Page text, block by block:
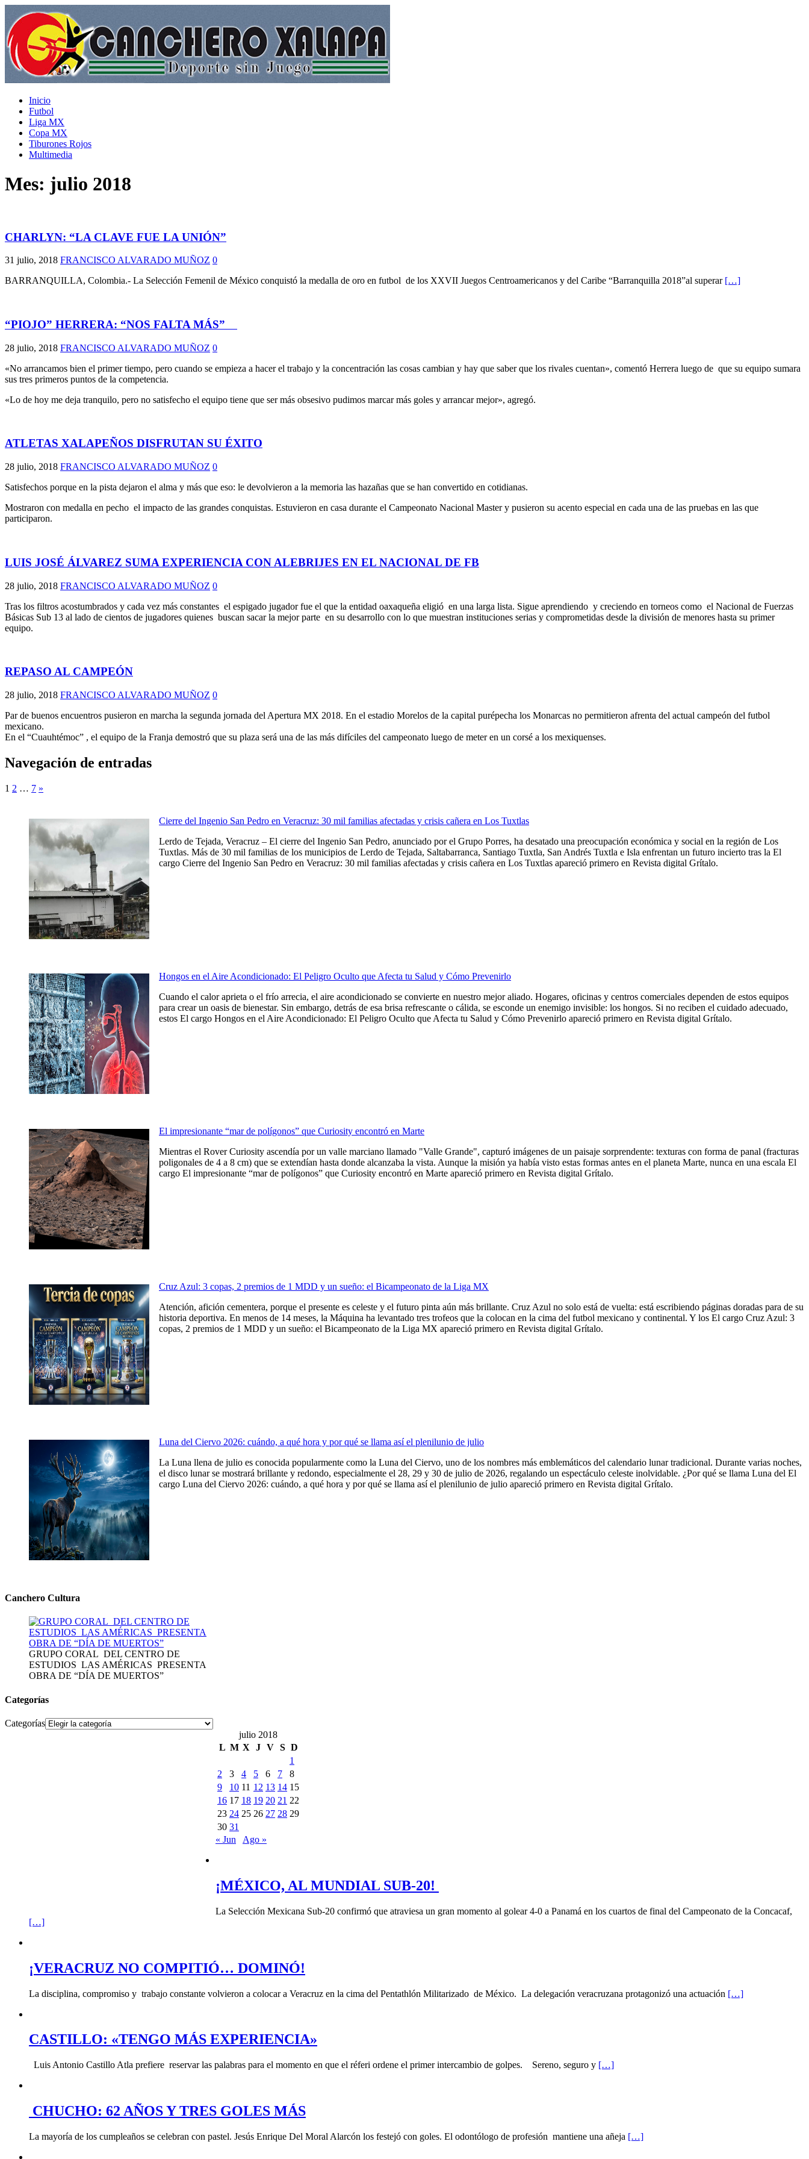
Inicio
Futbol
Liga MX
Copa MX
Tiburones Rojos
Multimedia
Mes: julio 2018
CHARLYN: “LA CLAVE FUE LA UNIÓN”
31 julio, 2018 FRANCISCO ALVARADO MUÑOZ 0
BARRANQUILLA, Colombia.- La Selección Femenil de México conquistó la medalla de oro en futbol de los XXVII Juegos Centroamericanos y del Caribe “Barranquilla 2018”al superar […]
“PIOJO” HERRERA: “NOS FALTA MÁS”
28 julio, 2018 FRANCISCO ALVARADO MUÑOZ 0
«No arrancamos bien el primer tiempo, pero cuando se empieza a hacer el trabajo y la concentración las cosas cambian y hay que saber que los rivales cuentan», comentó Herrera luego de que su equipo sumara
sus tres primeros puntos de la competencia.
«Lo de hoy me deja tranquilo, pero no satisfecho el equipo tiene que ser más obsesivo pudimos marcar más goles y arrancar mejor», agregó.
ATLETAS XALAPEÑOS DISFRUTAN SU ÉXITO
28 julio, 2018 FRANCISCO ALVARADO MUÑOZ 0
Satisfechos porque en la pista dejaron el alma y más que eso: le devolvieron a la memoria las hazañas que se han convertido en cotidianas.
Mostraron con medalla en pecho el impacto de las grandes conquistas. Estuvieron en casa durante el Campeonato Nacional Master y pusieron su acento especial en cada una de las pruebas en las que
participaron.
LUIS JOSÉ ÁLVAREZ SUMA EXPERIENCIA CON ALEBRIJES EN EL NACIONAL DE FB
28 julio, 2018 FRANCISCO ALVARADO MUÑOZ 0
Tras los filtros acostumbrados y cada vez más constantes el espigado jugador fue el que la entidad oaxaqueña eligió en una larga lista. Sigue aprendiendo y creciendo en torneos como el Nacional de Fuerzas
Básicas Sub 13 al lado de cientos de jugadores quienes buscan sacar la mejor parte en su desarrollo con lo que muestran instituciones serias y comprometidas desde la división de menores hasta su primer
equipo.
REPASO AL CAMPEÓN
28 julio, 2018 FRANCISCO ALVARADO MUÑOZ 0
Par de buenos encuentros pusieron en marcha la segunda jornada del Apertura MX 2018. En el estadio Morelos de la capital purépecha los Monarcas no permitieron afrenta del actual campeón del futbol
mexicano.
En el “Cuauhtémoc” , el equipo de la Franja demostró que su plaza será una de las más difíciles del campeonato luego de meter en un corsé a los mexiquenses.
Navegación de entradas
1 2 … 7 »
Cierre del Ingenio San Pedro en Veracruz: 30 mil familias afectadas y crisis cañera en Los Tuxtlas
Lerdo de Tejada, Veracruz – El cierre del Ingenio San Pedro, anunciado por el Grupo Porres, ha desatado una preocupación económica y social en la región de Los
Tuxtlas. Más de 30 mil familias de los municipios de Lerdo de Tejada, Saltabarranca, Santiago Tuxtla, San Andrés Tuxtla e Isla enfrentan un futuro incierto tras la El
cargo Cierre del Ingenio San Pedro en Veracruz: 30 mil familias afectadas y crisis cañera en Los Tuxtlas apareció primero en Revista digital Grítalo.
Hongos en el Aire Acondicionado: El Peligro Oculto que Afecta tu Salud y Cómo Prevenirlo
Cuando el calor aprieta o el frío arrecia, el aire acondicionado se convierte en nuestro mejor aliado. Hogares, oficinas y centros comerciales dependen de estos equipos
para crear un oasis de bienestar. Sin embargo, detrás de esa brisa refrescante o cálida, se esconde un enemigo invisible: los hongos. Si no reciben el cuidado adecuado,
estos El cargo Hongos en el Aire Acondicionado: El Peligro Oculto que Afecta tu Salud y Cómo Prevenirlo apareció primero en Revista digital Grítalo.
El impresionante “mar de polígonos” que Curiosity encontró en Marte
Mientras el Rover Curiosity ascendía por un valle marciano llamado "Valle Grande", capturó imágenes de un paisaje sorprendente: texturas con forma de panal (fracturas
poligonales de 4 a 8 cm) que se extendían hasta donde alcanzaba la vista. Aunque la misión ya había visto estas formas antes en el planeta Marte, nunca en una escala El
cargo El impresionante “mar de polígonos” que Curiosity encontró en Marte apareció primero en Revista digital Grítalo.
Cruz Azul: 3 copas, 2 premios de 1 MDD y un sueño: el Bicampeonato de la Liga MX
Atención, afición cementera, porque el presente es celeste y el futuro pinta aún más brillante. Cruz Azul no solo está de vuelta: está escribiendo páginas doradas para de su
historia deportiva. En menos de 14 meses, la Máquina ha levantado tres trofeos que la colocan en la cima del futbol mexicano y continental. Y los El cargo Cruz Azul: 3
copas, 2 premios de 1 MDD y un sueño: el Bicampeonato de la Liga MX apareció primero en Revista digital Grítalo.
Luna del Ciervo 2026: cuándo, a qué hora y por qué se llama así el plenilunio de julio
La Luna llena de julio es conocida popularmente como la Luna del Ciervo, uno de los nombres más emblemáticos del calendario lunar tradicional. Durante varias noches,
el disco lunar se mostrará brillante y redondo, especialmente el 28, 29 y 30 de julio de 2026, regalando un espectáculo celeste inolvidable. ¿Por qué se llama Luna del El
cargo Luna del Ciervo 2026: cuándo, a qué hora y por qué se llama así el plenilunio de julio apareció primero en Revista digital Grítalo.
Canchero Cultura
GRUPO CORAL DEL CENTRO DE
ESTUDIOS LAS AMÉRICAS PRESENTA
OBRA DE “DÍA DE MUERTOS”
Categorías
Categorías
julio 2018
L M X J V S D
1
2
3 4 5 6 7
8
9
10 11 12 13 14 15
16 17 18 19 20 21 22
23 24 25 26 27 28 29
30 31
« Jun
Ago »
¡MÉXICO, AL MUNDIAL SUB-20!
La Selección Mexicana Sub-20 confirmó que atraviesa un gran momento al golear 4-0 a Panamá en los cuartos de final del Campeonato de la Concacaf,
[…]
¡VERACRUZ NO COMPITIÓ… DOMINÓ!
La disciplina, compromiso y trabajo constante volvieron a colocar a Veracruz en la cima del Pentathlón Militarizado de México. La delegación veracruzana protagonizó una actuación […]
CASTILLO: «TENGO MÁS EXPERIENCIA»
Luis Antonio Castillo Atla prefiere reservar las palabras para el momento en que el réferi ordene el primer intercambio de golpes. Sereno, seguro y […]
CHUCHO: 62 AÑOS Y TRES GOLES MÁS
La mayoría de los cumpleaños se celebran con pastel. Jesús Enrique Del Moral Alarcón los festejó con goles. El odontólogo de profesión mantiene una añeja […]